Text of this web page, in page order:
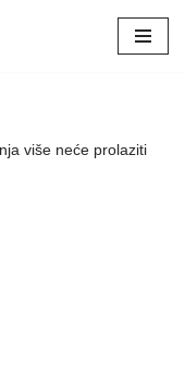
više neće prolaziti